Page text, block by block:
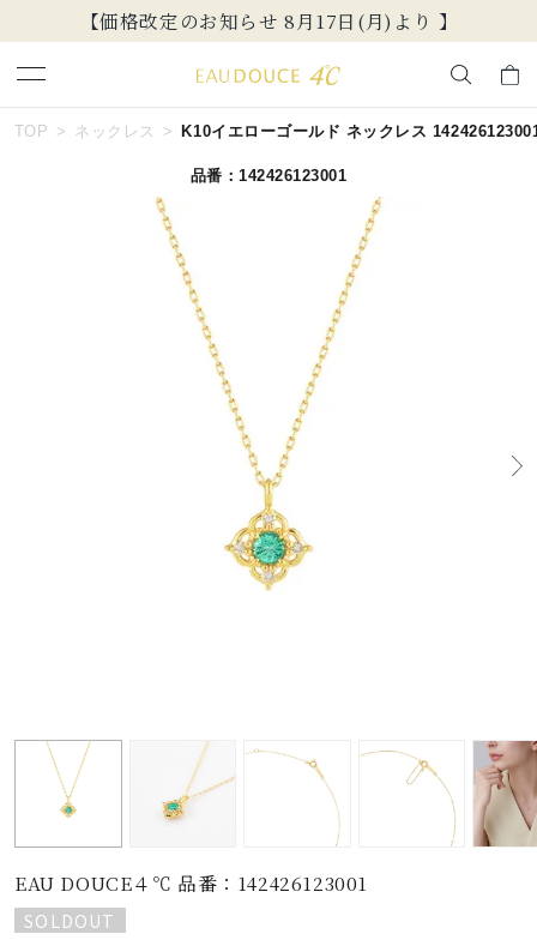
【価格改定のお知らせ 8月17日(月)より 】
キーワードで検索する
人気検索キーワード
#ペア #ダイヤモンド ネックレス
#くまのプーさん
誕生石
モチーフ
石の色
TOP ネックレス K10イエローゴールド ネックレス
品番：142426123001
EAU DOUCE４℃ 品番：142426123001
SOLDOUT